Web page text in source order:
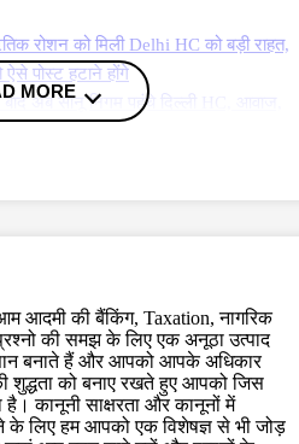
रोशन को मिली Delhi HC को बड़ी राहत,
पोस्ट हटाने होंगे
बाद अब सोनू निगम पहुंचे दिल्ली HC, आवाज,
हुए?
के घर नोट जलने के मामले में दिल्ली पुलिस ने
के मोबाइल जप्त किए गए हैं. तुगलक
अधिकारी हवलदार रूपचंद, सब इंस्पेक्टर
MORE
आदमी की बैंकिंग, Taxation, नागरिक
की समझ के लिए एक अनूठा उत्पाद
बनाते हैं और आपको आपके अधिकार
शुद्धता को बनाए रखते हुए आपको जिस
कानूनी साक्षरता और कानूनों में
के लिए हम आपको एक विशेषज्ञ से भी जोड़